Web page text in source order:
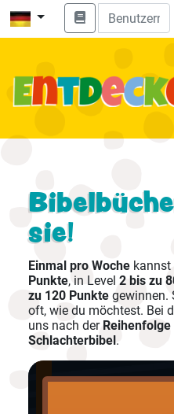
Bibel
sie!
Einmal pro Woche kannst
Punkte, in Level 2 bis zu
zu 120 Punkte gewinnen.
oft, wie du möchtest. Bei
uns nach der Reihenfolge
Schlachterbibel.